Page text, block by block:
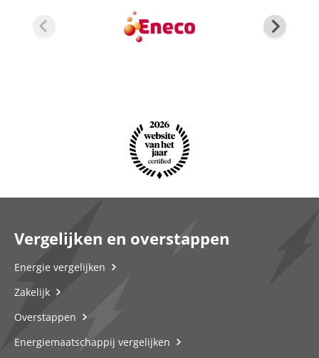
Vergelijken en overstappen
Energie vergelijken
Zakelijk
Overstappen
Energiemaatschappij vergelijken